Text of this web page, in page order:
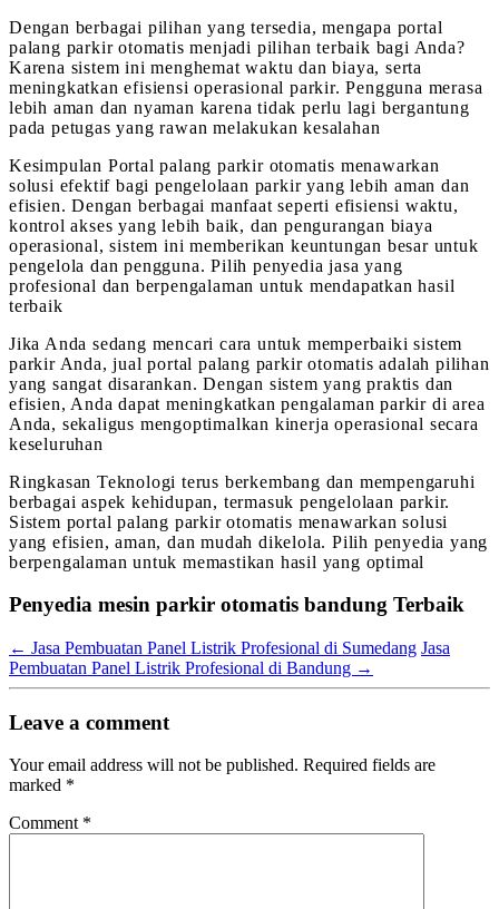
Dengan berbagai pilihan yang tersedia, mengapa portal
palang parkir otomatis menjadi pilihan terbaik bagi Anda?
Karena sistem ini menghemat waktu dan biaya, serta
meningkatkan efisiensi operasional parkir. Pengguna merasa
lebih aman dan nyaman karena tidak perlu lagi bergantung
pada petugas yang rawan melakukan kesalahan
Kesimpulan Portal palang parkir otomatis menawarkan
solusi efektif bagi pengelolaan parkir yang lebih aman dan
efisien. Dengan berbagai manfaat seperti efisiensi waktu,
kontrol akses yang lebih baik, dan pengurangan biaya
operasional, sistem ini memberikan keuntungan besar untuk
pengelola dan pengguna. Pilih penyedia jasa yang
profesional dan berpengalaman untuk mendapatkan hasil
terbaik
Jika Anda sedang mencari cara untuk memperbaiki sistem
parkir Anda, jual portal palang parkir otomatis adalah pilihan
yang sangat disarankan. Dengan sistem yang praktis dan
efisien, Anda dapat meningkatkan pengalaman parkir di area
Anda, sekaligus mengoptimalkan kinerja operasional secara
keseluruhan
Ringkasan Teknologi terus berkembang dan mempengaruhi
berbagai aspek kehidupan, termasuk pengelolaan parkir.
Sistem portal palang parkir otomatis menawarkan solusi
yang efisien, aman, dan mudah dikelola. Pilih penyedia yang
berpengalaman untuk memastikan hasil yang optimal
Penyedia mesin parkir otomatis bandung Terbaik
← Jasa Pembuatan Panel Listrik Profesional di Sumedang Jasa
Pembuatan Panel Listrik Profesional di Bandung →
Leave a comment
Your email address will not be published. Required fields are
marked *
Comment *